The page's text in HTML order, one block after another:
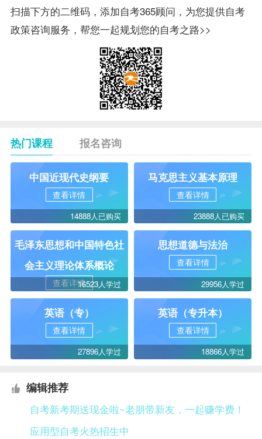
扫描下方的二维码，添加自考365顾问，为您提供自考
政策咨询服务，帮您一起规划您的自考之路>>
热门课程 报名咨询
中国近现代史纲要
查看详情
14888人已购买
马克思主义基本原理
查看详情
23888人已购买
毛泽东思想和中国特色社
会主义理论体系概论
查看详情16523人学过
思想道德与法治
查看详情
29956人学过
英语（专）
查看详情
27896人学过
英语（专升本）
查看详情
18866人学过
编辑推荐
自考新考期送现金啦~老朋带新友，一起赚学费！
应用型自考火热招生中